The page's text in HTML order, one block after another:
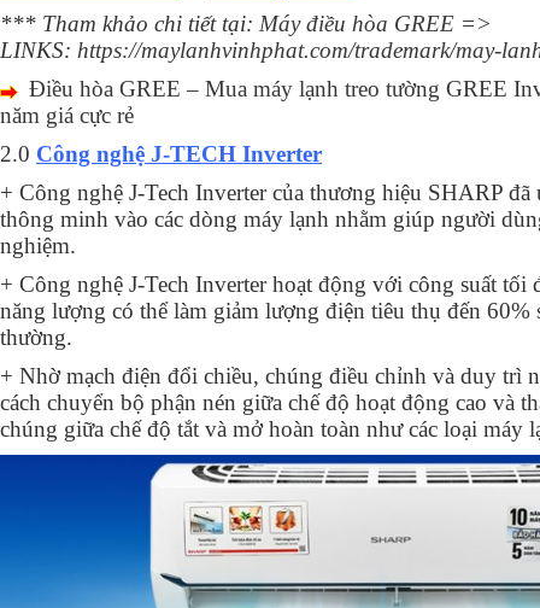
*** Tham khảo chi tiết tại: Máy điều hòa GREE =>
LINKS: https://maylanhvinhphat.com/trademark/may-
Điều hòa GREE – Mua máy lạnh treo tường GREE
năm giá cực rẻ
2.0 Công nghệ J-TECH Inverter
+ Công nghệ J-Tech Inverter của thương hiệu SHARP đã
thông minh vào các dòng máy lạnh nhằm giúp người
nghiệm.
+ Công nghệ J-Tech Inverter hoạt động với công suất tối
năng lượng có thể làm giảm lượng điện tiêu thụ đến
thường.
+ Nhờ mạch điện đổi chiều, chúng điều chỉnh và duy trì
cách chuyển bộ phận nén giữa chế độ hoạt động cao và
chúng giữa chế độ tắt và mở hoàn toàn như các loại máy